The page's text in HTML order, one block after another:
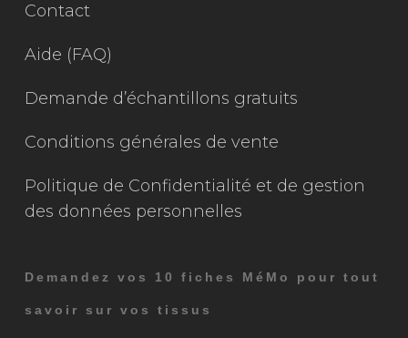
Contact
Aide (FAQ)
Demande d’échantillons gratuits
Conditions générales de vente
Politique de Confidentialité et de gestion
des données personnelles
Demandez vos 10 fiches MéMo pour tout
savoir sur vos tissus